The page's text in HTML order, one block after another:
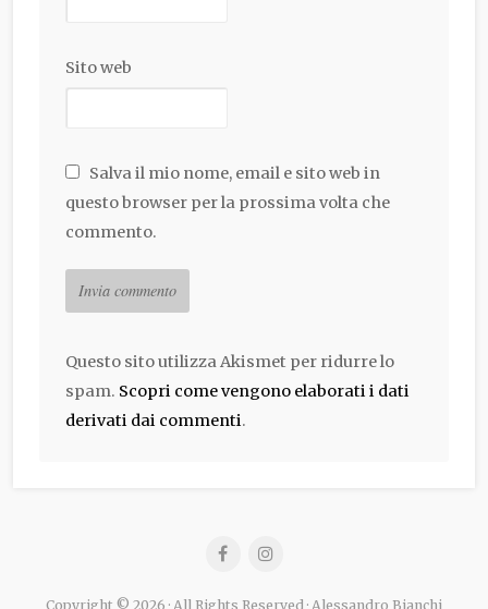
Sito web
Salva il mio nome, email e sito web in
questo browser per la prossima volta che
commento.
Questo sito utilizza Akismet per ridurre lo
spam. Scopri come vengono elaborati i dati
derivati dai commenti.
Copyright © 2026 · All Rights Reserved · Alessandro Bianchi